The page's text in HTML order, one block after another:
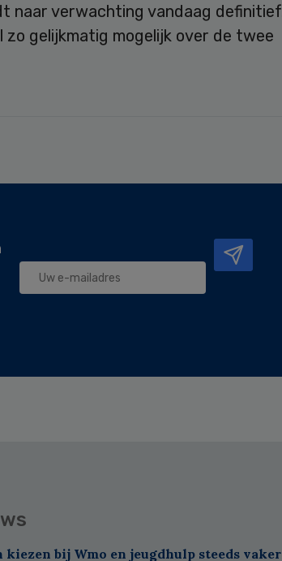
naar verwachting vandaag
zo gelijkmatig mogelijk over de twee
kiezen bij Wmo en jeugdhulp steeds